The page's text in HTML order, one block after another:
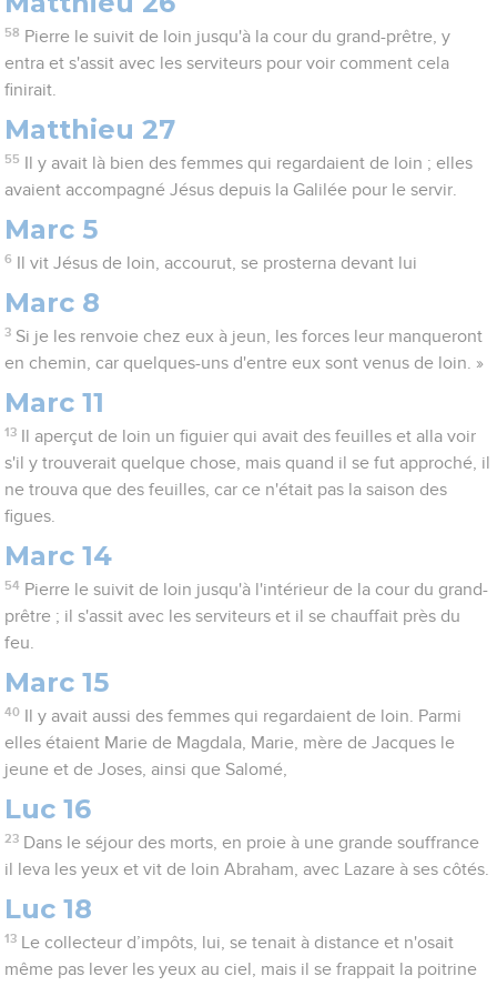
58 Pierre le suivit de loin jusqu'à la cour du grand-prêtre, y
entra et s'assit avec les serviteurs pour voir comment cela
finirait.
Matthieu 27
55
Il y avait là bien des femmes qui regardaient de loin ; elles
avaient accompagné Jésus depuis la Galilée pour le servir.
Marc 5
6 Il vit Jésus de loin, accourut, se prosterna devant lui
Marc 8
3 Si je les renvoie chez eux à jeun, les forces leur manqueront
en chemin, car quelques-uns d'entre eux sont venus de loin. »
Marc 11
13
Il aperçut de loin un figuier qui avait des feuilles et alla voir
s'il y trouverait quelque chose, mais quand il se fut approché, il
ne trouva que des feuilles, car ce n'était pas la saison des
figues.
Marc 14
54 Pierre le suivit de loin jusqu'à l'intérieur de la cour du grand-
prêtre ; il s'assit avec les serviteurs et il se chauffait près du
feu.
Marc 15
40
Il y avait aussi des femmes qui regardaient de loin. Parmi
elles étaient Marie de Magdala, Marie, mère de Jacques le
jeune et de Joses, ainsi que Salomé,
Luc 16
23 Dans le séjour des morts, en proie à une grande souffrance
il leva les yeux et vit de loin Abraham, avec Lazare à ses côtés.
Luc 18
13
Le collecteur d’impôts, lui, se tenait à distance et n'osait
même pas lever les yeux au ciel, mais il se frappait la poitrine